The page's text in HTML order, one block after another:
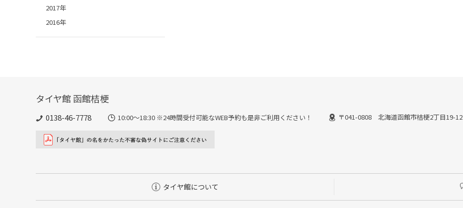
2017年
2016年
タイヤ館 函館桔梗
0138-46-7778 10:00～18:30 ※24時間受付可能なWEB予約も是非ご利用ください！ 〒041-0808 北海道函館市桔梗2丁目19-12
タイヤ館について